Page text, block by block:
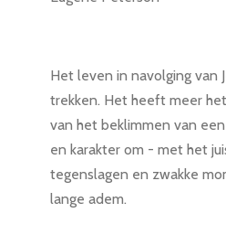
Het leven in navolging van
trekken. Het heeft meer
van het beklimmen van
en karakter om - met het
tegenslagen en zwakke
lange adem.